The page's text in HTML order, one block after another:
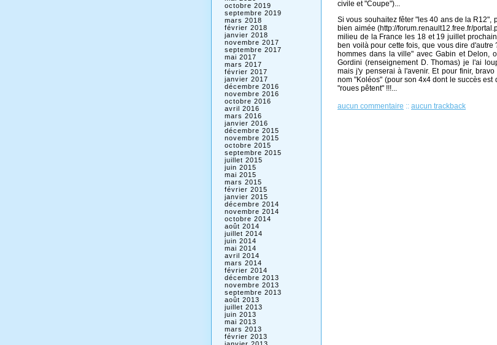
civile et "Coupe")...
Si vous souhaitez fêter "les 40 ans de la R12",
bien aimée (http://forum.renault12.free.fr/
milieu de la France les 18 et 19 juillet
ben voilà pour cette fois, que vous dire d'autre
hommes dans la ville" avec Gabin et Delon,
Gordini (renseignement D. Thomas) je l'ai
mais j'y penserai à l'avenir. Et pour finir,
nom "Koléos" (pour son 4x4 dont le succès est
"roues pêtent" !!!...
aucun commentaire :: aucun trackback
octobre 2019
septembre 2019
mars 2018
février 2018
janvier 2018
novembre 2017
septembre 2017
mai 2017
mars 2017
février 2017
janvier 2017
décembre 2016
novembre 2016
octobre 2016
avril 2016
mars 2016
janvier 2016
décembre 2015
novembre 2015
octobre 2015
septembre 2015
juillet 2015
juin 2015
mai 2015
mars 2015
février 2015
janvier 2015
décembre 2014
novembre 2014
octobre 2014
août 2014
juillet 2014
juin 2014
mai 2014
avril 2014
mars 2014
février 2014
décembre 2013
novembre 2013
septembre 2013
août 2013
juillet 2013
juin 2013
mai 2013
mars 2013
février 2013